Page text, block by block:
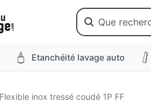
Etanchéité lavage auto
inox tressé coudé 1P FF